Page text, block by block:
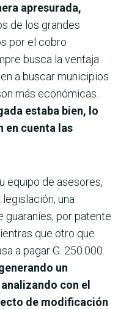
apresurada,
de los grandes
por el cobro
busca la ventaja
a buscar municipios
más económicas.
estaba bien, lo
en cuenta las
equipo de asesores,
una
guaraníes, por patente
que otro que
a pagar G. 250.000.
un
con el
de modificación